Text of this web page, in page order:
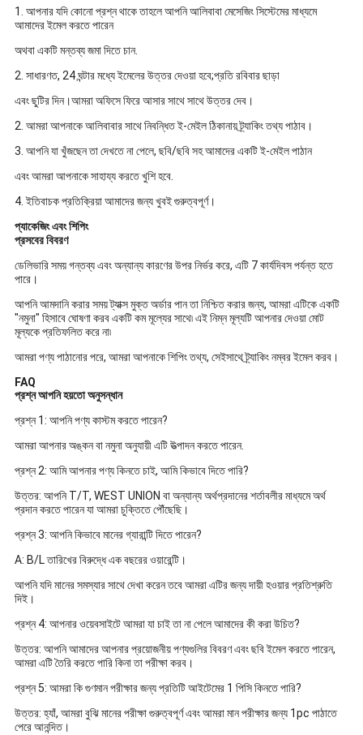
1. আপনার যদি কোনো প্রশ্ন থাকে তাহলে আপনি আলিবাবা মেসেজিং সিস্টেমের মাধ্যমে
আমাদের ইমেল করতে পারেন
অথবা একটি মন্তব্য জমা দিতে চান.
2. সাধারণত, 24 ঘন্টার মধ্যে ইমেলের উত্তর দেওয়া হবে;প্রতি রবিবার ছাড়া
এবং ছুটির দিন।আমরা অফিসে ফিরে আসার সাথে সাথে উত্তর দেব।
2. আমরা আপনাকে আলিবাবার সাথে নিবন্ধিত ই-মেইল ঠিকানায় ট্র্যাকিং তথ্য পাঠাব।
3. আপনি যা খুঁজছেন তা দেখতে না পেলে, ছবি/ছবি সহ আমাদের একটি ই-মেইল পাঠান
এবং আমরা আপনাকে সাহায্য করতে খুশি হবে.
4. ইতিবাচক প্রতিক্রিয়া আমাদের জন্য খুবই গুরুত্বপূর্ণ।
প্যাকেজিং এবং শিপিং
প্রসবের বিবরণ
ডেলিভারি সময় গন্তব্য এবং অন্যান্য কারণের উপর নির্ভর করে, এটি 7 কার্যদিবস পর্যন্ত হতে
পারে।
আপনি আমদানি করার সময় ট্যাক্স মুক্ত অর্ডার পান তা নিশ্চিত করার জন্য, আমরা এটিকে একটি
"নমুনা" হিসাবে ঘোষণা করব একটি কম মূল্যের সাথে৷ এই নিম্ন মূল্যটি আপনার দেওয়া মোট
মূল্যকে প্রতিফলিত করে না৷
আমরা পণ্য পাঠানোর পরে, আমরা আপনাকে শিপিং তথ্য, সেইসাথে ট্র্যাকিং নম্বর ইমেল করব।
FAQ
প্রশ্ন আপনি হয়তো অনুসন্ধান
প্রশ্ন 1: আপনি পণ্য কাস্টম করতে পারেন?
আমরা আপনার অঙ্কন বা নমুনা অনুযায়ী এটি উত্পাদন করতে পারেন.
প্রশ্ন 2: আমি আপনার পণ্য কিনতে চাই, আমি কিভাবে দিতে পারি?
উত্তর: আপনি T/T, WEST UNION বা অন্যান্য অর্থপ্রদানের শর্তাবলীর মাধ্যমে অর্থ
প্রদান করতে পারেন যা আমরা চুক্তিতে পৌঁছেছি।
প্রশ্ন 3: আপনি কিভাবে মানের গ্যারান্টি দিতে পারেন?
A: B/L তারিখের বিরুদ্ধে এক বছরের ওয়ারেন্টি।
আপনি যদি মানের সমস্যার সাথে দেখা করেন তবে আমরা এটির জন্য দায়ী হওয়ার প্রতিশ্রুতি
দিই।
প্রশ্ন 4: আপনার ওয়েবসাইটে আমরা যা চাই তা না পেলে আমাদের কী করা উচিত?
উত্তর: আপনি আমাদের আপনার প্রয়োজনীয় পণ্যগুলির বিবরণ এবং ছবি ইমেল করতে পারেন,
আমরা এটি তৈরি করতে পারি কিনা তা পরীক্ষা করব।
প্রশ্ন 5: আমরা কি গুণমান পরীক্ষার জন্য প্রতিটি আইটেমের 1 পিসি কিনতে পারি?
উত্তর: হ্যাঁ, আমরা বুঝি মানের পরীক্ষা গুরুত্বপূর্ণ এবং আমরা মান পরীক্ষার জন্য 1pc পাঠাতে
পেরে আনন্দিত।